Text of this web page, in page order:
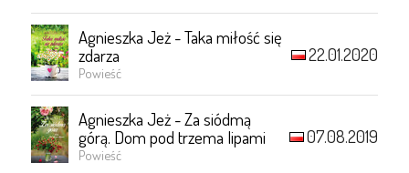
Agnieszka Jeż - Taka miłość się
zdarza
Powieść
22.01.2020
Agnieszka Jeż - Za siódmą
górą. Dom pod trzema lipami
Powieść
07.08.2019